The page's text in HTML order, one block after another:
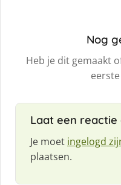
Nog
Heb je dit gemaakt
Laat een
Je moet ingelogd
plaatsen.